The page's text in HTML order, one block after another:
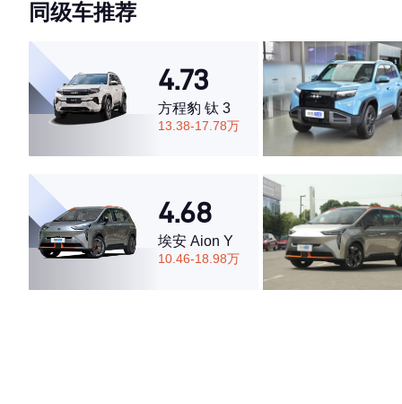
·外观表现一般，低于73%同级车
·空间表现较为优秀，优于60%同级车
同级车推荐
4.73
方程豹 钛 3
13.38-17.78万
4.68
埃安 Aion Y
10.46-18.98万